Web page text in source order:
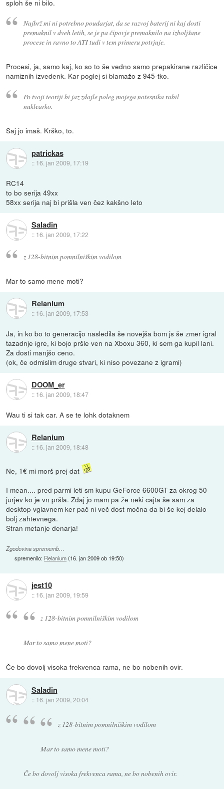
sploh še ni bilo.
Najbrž mi ni potrebno poudarjat, da se razvoj baterij ni kaj dosti
premaknil v dveh letih, se je pa čipovje premaknilo na izboljšane
procese in ravno to ATI tudi v tem primeru potrjuje.
Procesi, ja, samo kaj, ko so to še vedno samo prepakirane različice
namiznih izvedenk. Kar poglej si blamažo z 945-tko.
Po tvoji teoriji bi jaz zdajle poleg mojega notesnika rabil
nuklearko.
Saj jo imaš. Krško, to.
patrickas
:: 16. jan 2009, 17:19
RC14
to bo serija 49xx
58xx serija naj bi prišla ven čez kakšno leto
Saladin
:: 16. jan 2009, 17:22
z 128-bitnim pomnilniškim vodilom
Mar to samo mene moti?
Relanium
:: 16. jan 2009, 17:53
Ja, in ko bo to generacijo nasledila še novejša bom js še zmer igral
tazadnje igre, ki bojo pršle ven na Xboxu 360, ki sem ga kupil lani.
Za dosti manjšo ceno.
(ok, če odmislim druge stvari, ki niso povezane z igrami)
DOOM_er
:: 16. jan 2009, 18:47
Wau ti si tak car. A se te lohk dotaknem
Relanium
:: 16. jan 2009, 18:48
Ne, 1€ mi morš prej dat
I mean.... pred parmi leti sm kupu GeForce 6600GT za okrog 50
jurjev ko je vn pršla. Zdaj jo mam pa že neki cajta še sam za
desktop vglavnem ker pač ni več dost močna da bi še kej delalo
bolj zahtevnega.
Stran metanje denarja!
Zgodovina sprememb…
spremenilo: Relanium(16. jan 2009 ob 19:50)
jest10
:: 16. jan 2009, 19:59
z 128-bitnim pomnilniškim vodilom
Mar to samo mene moti?
Če bo dovolj visoka frekvenca rama, ne bo nobenih ovir.
Saladin
:: 16. jan 2009, 20:04
z 128-bitnim pomnilniškim vodilom
Mar to samo mene moti?
Če bo dovolj visoka frekvenca rama, ne bo nobenih ovir.